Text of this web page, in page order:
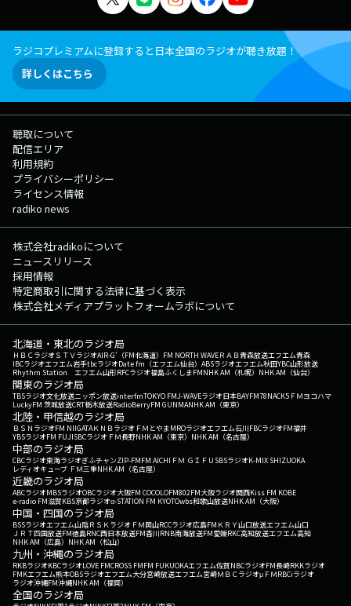
ラジコプレミアムに登録すると日本全国のラジオが聴き放題！
詳しくはこちら
聴取について
配信エリア
利用規約
プライバシーポリシー
ライセンス情報
radiko news
株式会社radikoについて
ニュースリリース
採用情報
特定商取引に関する法律に基づく表示
株式会社メディアプラットフォームラボについて
北海道・東北のラジオ局
ＨＢＣラジオＳＴＶラジオAIR-G'（FM北海道） FM NORTH WAVEＲＡＢ青森放送エフエム青森
IBCラジオエフエム岩手tbcラジオDate fm（エフエム仙台） ABSラジオエフエム秋田YBC山形放送
Rhythm Station エフエム山形RFCラジオ福島ふくしまFMNHK AM（札幌） NHK AM（仙台）
関東のラジオ局
TBSラジオ文化放送ニッポン放送interfmTOKYO FMJ-WAVEラジオ日本BAYFM78NACK5 ＦＭヨコハマ
LuckyFM 茨城放送CRT栃木放送RadioBerryFM GUNMANHK AM（東京）
北陸・甲信越のラジオ局
ＢＳＮラジオFM NIIGATAＫＮＢラジオ ＦＭとやまMROラジオエフエム石川FBCラジオFM福井
YBSラジオFM FUJISBCラジオ ＦＭ長野NHK AM（東京） NHK AM（名古屋）
中部のラジオ局
CBCラジオ東海ラジオぎふチャンZIP-FMFM AICHI ＦＭ ＧＩＦＵ SBSラジオK-MIX SHIZUOKA
レディオキューブ ＦＭ三重NHK AM（名古屋）
近畿のラジオ局
ABCラジオMBSラジオOBCラジオ大阪FM COCOLOFM802FM大阪ラジオ関西Kiss FM KOBE
e-radio FM滋賀KBS京都ラジオα-STATION FM KYOTOwbs和歌山放送NHK AM（大阪）
中国・四国のラジオ局
BSSラジオエフエム山陰ＲＳＫラジオ ＦＭ岡山RCCラジオ広島FM ＫＲＹ山口放送エフエム山口
ＪＲＴ四国放送FM徳島RNC西日本放送FM香川RNB南海放送FM愛媛RKC高知放送エフエム高知
NHK AM（広島） NHK AM（松山）
九州・沖縄のラジオ局
RKBラジオKBCラジオLOVE FMCROSS FMFM FUKUOKAエフエム佐賀NBCラジオFM長崎RKKラジオ
FMKエフエム熊本OBSラジオエフエム大分宮崎放送エフエム宮崎ＭＢＣラジオμＦＭRBCiラジオ
ラジオ沖縄FM沖縄NHK AM（福岡）
全国のラジオ局